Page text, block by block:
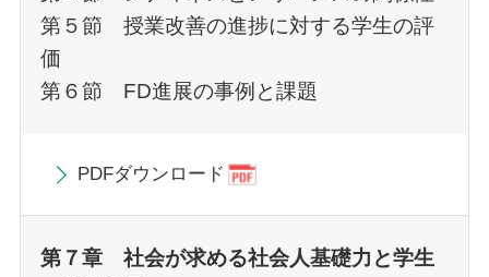
第５節 授業改善の進捗に対する学生の評
価
第６節 FD進展の事例と課題
PDFダウンロード
第７章 社会が求める社会人基礎力と学生